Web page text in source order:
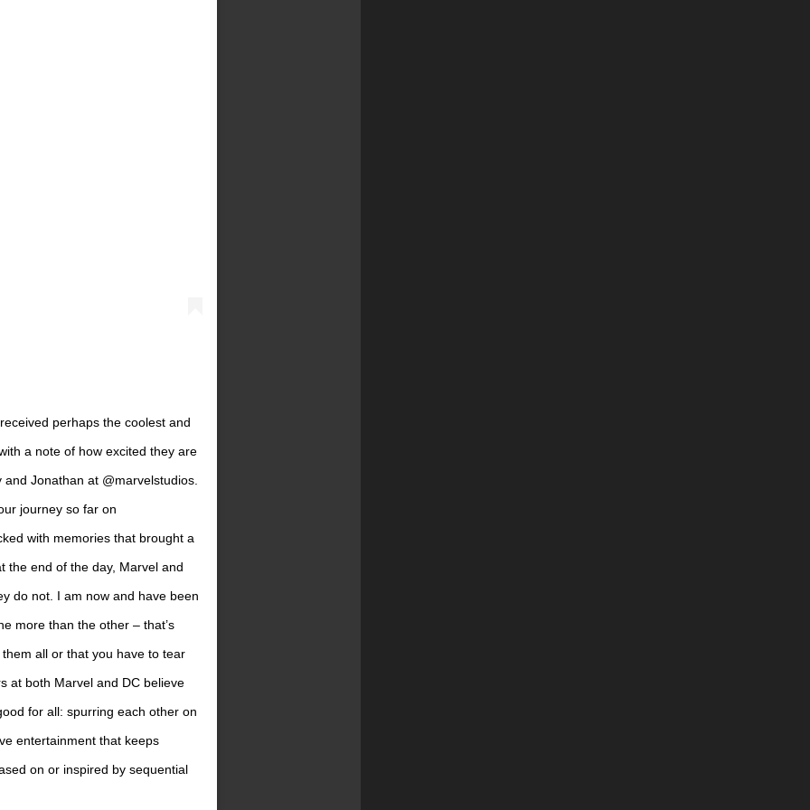
perhaps the coolest and
a note of how excited they are
Jonathan at @marvelstudios.
journey so far on
with memories that brought a
the end of the day, Marvel and
do not. I am now and have been
more than the other – that’s
them all or that you have to tear
at both Marvel and DC believe
for all: spurring each other on
entertainment that keeps
on or inspired by sequential